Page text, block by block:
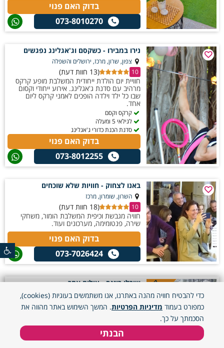
בדוק האם פנוי
073-8010270
נירו במבירו - כשקסם וג'אגלינג נפגשים
צפון, שרון, מרכז, ירושלים והשפלה
10
(13 חוות דעת)
חוויית יום הולדת ייחודית המשלבת מופע קרקס
מרהיב עם סדנת ג'אגלינג. אירוע ייחודי וקסום
שבו כל ילד וילדה הופכים לאמני קרקס ליום
אחד.
קרקס וקסם
לגילאי 5 ומעלה
סדנת הכנת כדורי ג'אגלינג
בדוק האם פנוי
073-8012255
באנו לצחוק - חוויות שלא שוכחים
השרון, שומרון, מרכז
10
(18 חוות דעת)
חוויה מגבשת וכיפית המשלבת הומור, משחקי
שירה, פנטומימה, מערכונים ועוד.
בדוק האם פנוי
073-7026424
קופון
הנחה! שירלי רוזנס - צילום אחר
כל הארץ
10
(5 חוות דעת)
הסדנאות משלבות צילום, יצירתיות ופוטותרפיה,
העצמי, חיבור ושיח מקרב – באווירה נעימה.
חוויה זוגית ומשפחתית
כדי להבטיח חוויה מהנה באתרנו, אנו משתמשים בעוגיות (cookies),
כמפורט בעמוד מדיניות הפרטיות. המשך השימוש באתר מהווה את
הסכמתך על כך.
הבנתי